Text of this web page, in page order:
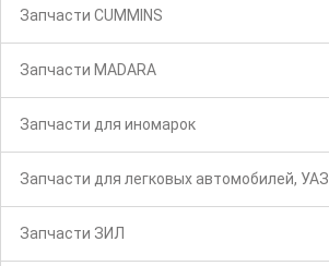
Запчасти CUMMINS
Запчасти MADARA
Запчасти для иномарок
Запчасти для легковых автомобилей, УАЗ
Запчасти ЗИЛ